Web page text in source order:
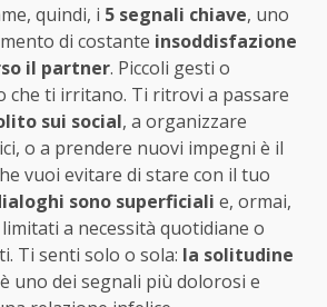
quindi, i 5 segnali chiave, uno
di costante insoddisfazione
il partner. Piccoli gesti o
che ti irritano. Ti ritrovi a passare
sui social, a organizzare
o a prendere nuovi impegni è il
vuoi evitare di stare con il tuo
sono superficiali e, ormai,
a necessità quotidiane o
Ti senti solo o sola: la solitudine
uno dei segnali più dolorosi e